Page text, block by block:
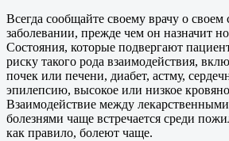
Всегда сообщайте своему врачу о своем
заболевании, прежде чем он назначит
Состояния, которые подвергают
риску такого рода взаимодействия,
почек или печени, диабет, астму,
эпилепсию, высокое или низкое
Взаимодействие между
болезнями чаще встречается среди
как правило, болеют чаще.